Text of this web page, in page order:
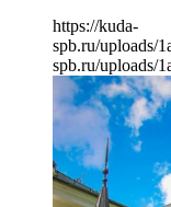
https://kuda-
spb.ru/uploads/
spb.ru/uploads/